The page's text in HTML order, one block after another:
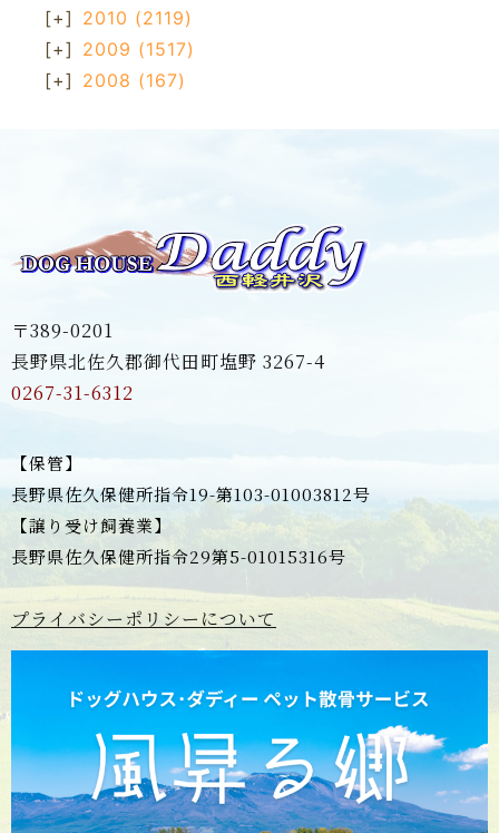
[+] 2010 (2119)
[+] 2009 (1517)
[+] 2008 (167)
〒389-0201
長野県北佐久郡御代田町塩野 3267-4
0267-31-6312
【保管】
長野県佐久保健所指令19-第103-01003812号
【譲り受け飼養業】
長野県佐久保健所指令29第5-01015316号
プライバシーポリシーについて